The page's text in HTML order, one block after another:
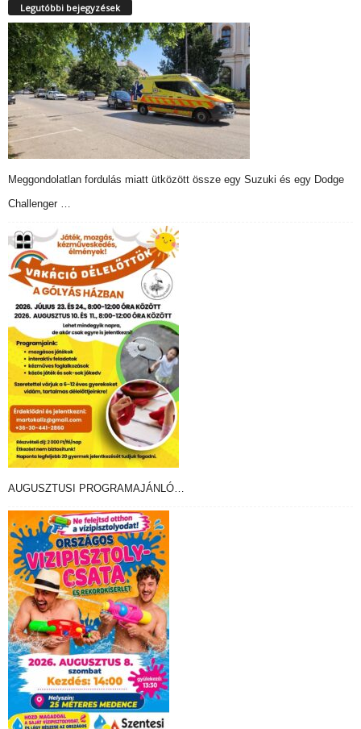
Legutóbbi bejegyzések
Meggondolatlan fordulás miatt ütközött össze egy Suzuki és egy Dodge
Challenger …
AUGUSZTUSI PROGRAMAJÁNLÓ…